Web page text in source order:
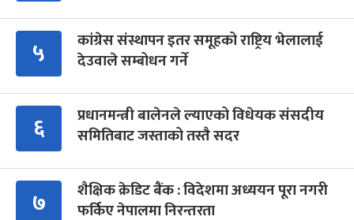
५
कांग्रेस संस्थापन इतर समूहको राष्ट्रिय भेलालाई
देउवाले सम्बोधन गर्ने
६
प्रधानमन्त्री बालेनले ल्याएको विधेयक संसदीय
समितिबाट जस्ताको तस्तै सदर
७
शैक्षिक क्रेडिट बैंक : विदेशमा अध्ययन पूरा नगरी
फर्किए नेपालमा निरन्तरता